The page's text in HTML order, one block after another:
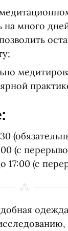
на много
(
(с
17:00 (с